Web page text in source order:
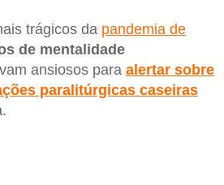
trágicos da pandemia de
de mentalidade
ansiosos para alertar sobre
paralitúrgicas caseiras